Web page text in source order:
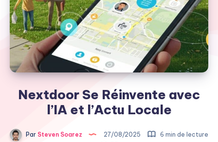
Nextdoor Se Réinvente avec
l’IA et l’Actu Locale
Par Steven Soarez 27/08/2025
6 min de lecture